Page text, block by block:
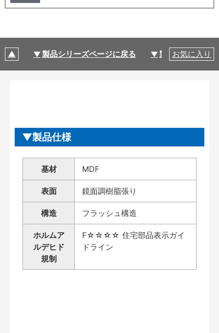
製品シリーズページに戻る 製品仕様
お気に入り
製品仕様
基材 MDF
表面 鏡面調樹脂張り
構造 フラッシュ構造
ホルムア
ルデヒド
規制
F☆☆☆☆ 住宅部品表示ガイ
ドライン